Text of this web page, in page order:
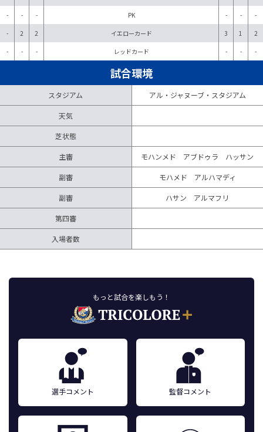
- - - PK - - -
- 2 2 イエローカード 3 1 2
- - - レッドカード - - -
試合環境
スタジアム アル・ジャヌーブ・スタジアム
天気
芝状態
主審 モハンメド アブドゥラ ハッサン
副審 モハメド アルハマディ
副審 ハサン アルマフリ
第四審
入場者数
もっと試合を楽しもう！
選手コメント 監督コメント